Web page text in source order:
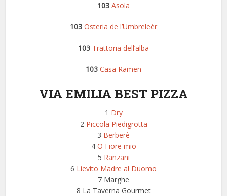
103 Asola
103 Osteria de l’Umbreleèr
103 Trattoria dell’alba
103 Casa Ramen
VIA EMILIA BEST PIZZA
1 Dry
2 Piccola Piedigrotta
3 Berberè
4 O Fiore mio
5 Ranzani
6 Lievito Madre al Duomo
7 Marghe
8 La Taverna Gourmet